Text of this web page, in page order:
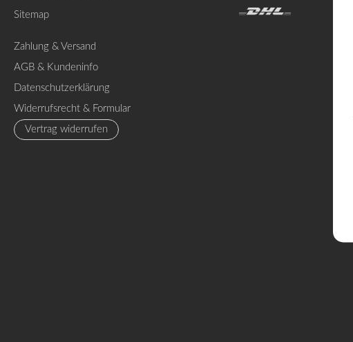
Sitemap
Zahlung & Versand
AGB & Kundeninfo
Datenschutzerklärung
Widerrufsrecht & Formular
Vertrag widerrufen